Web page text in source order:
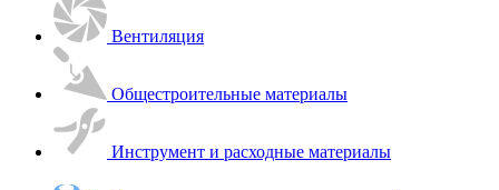
Вентиляция
Общестроительные материалы
Инструмент и расходные материалы